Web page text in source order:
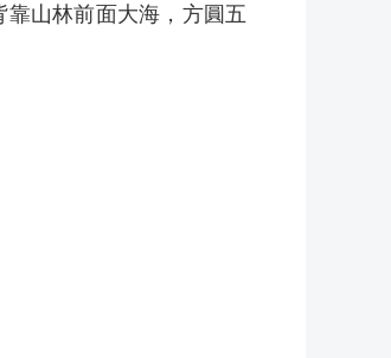
山林前面大海，方圓五